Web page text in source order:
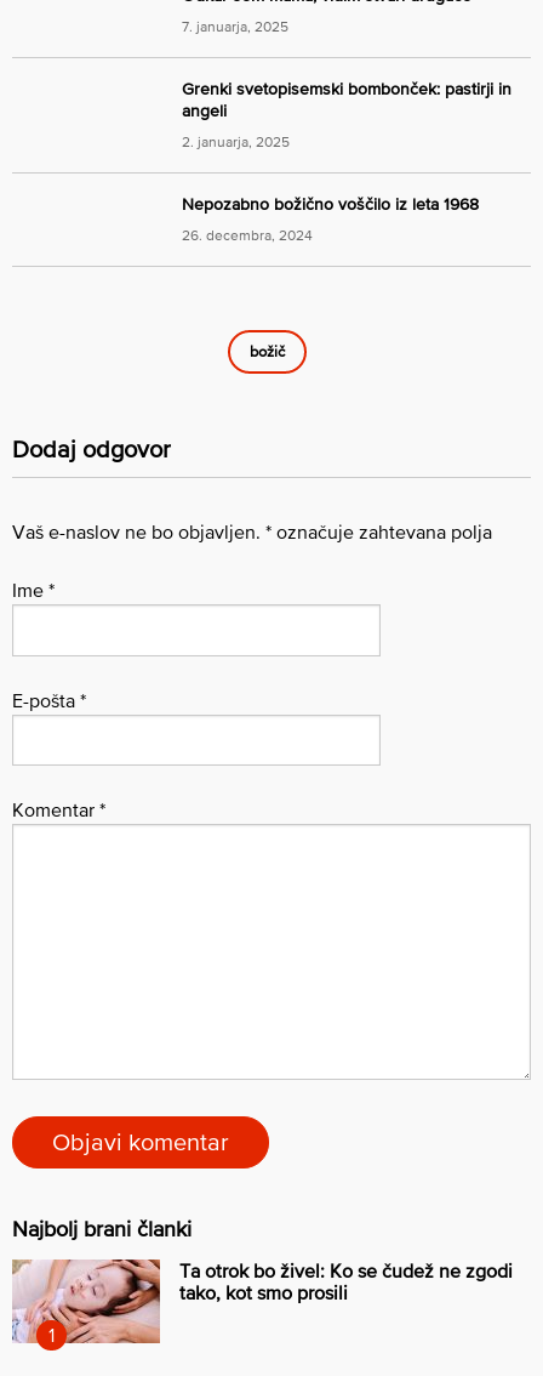
7. januarja, 2025
Grenki svetopisemski bombonček: pastirji in
angeli
2. januarja, 2025
Nepozabno božično voščilo iz leta 1968
26. decembra, 2024
božič
Dodaj odgovor
Vaš e-naslov ne bo objavljen. * označuje zahtevana polja
Ime *
E-pošta *
Komentar *
Najbolj brani članki
Ta otrok bo živel: Ko se čudež ne zgodi
tako, kot smo prosili